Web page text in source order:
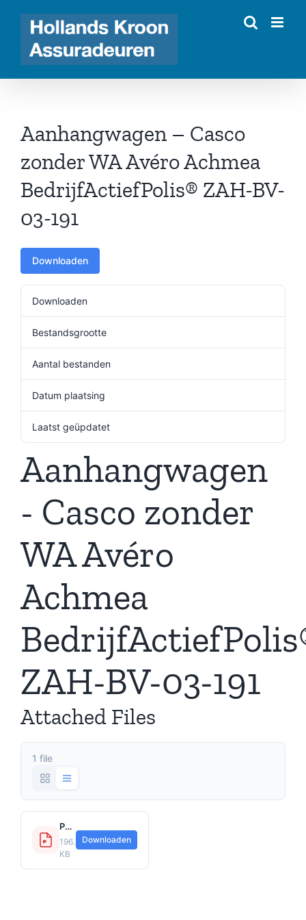
inhoud
Aanhangwagen – Casco
zonder WA Avéro Achmea
BedrijfActiefPolis® ZAH-BV-
03-191
Downloaden
Downloaden
Bestandsgrootte
Aantal bestanden
Datum plaatsing
Laatst geüpdatet
Aanhangwagen
- Casco zonder
WA Avéro
Achmea
ZAH-BV-03-191
Attached Files
1 file
Polisvoorwaarden_AV247_AVERO_ZAH-BV-03-191.pdf
196.75
KB
Downloaden